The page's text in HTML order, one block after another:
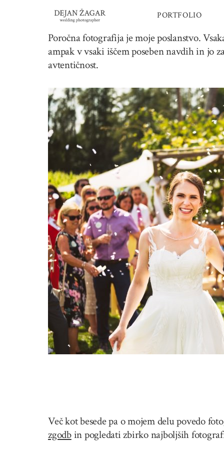
PORTFOLIO
Poročna fotografija je moje poslanstvo.
ampak v vsaki iščem poseben navdih in jo
avtentičnost.
Več kot besede pa o mojem delu povedo
zgodbin pogledati zbirko najboljših